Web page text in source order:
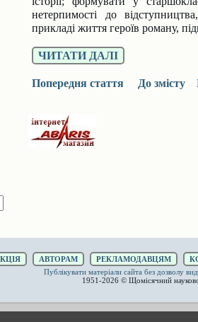
нетерпимості до
прикладі життя героїв роману,
ЧИТАТИ ДАЛІ
Попередня стаття До змісту
АВТОРАМ РЕКЛАМОДАВЦЯМ
Публікувати матеріали сайта без дозволу
1951-2026 © Щомісячний